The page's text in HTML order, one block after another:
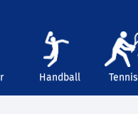
Handball Tennis